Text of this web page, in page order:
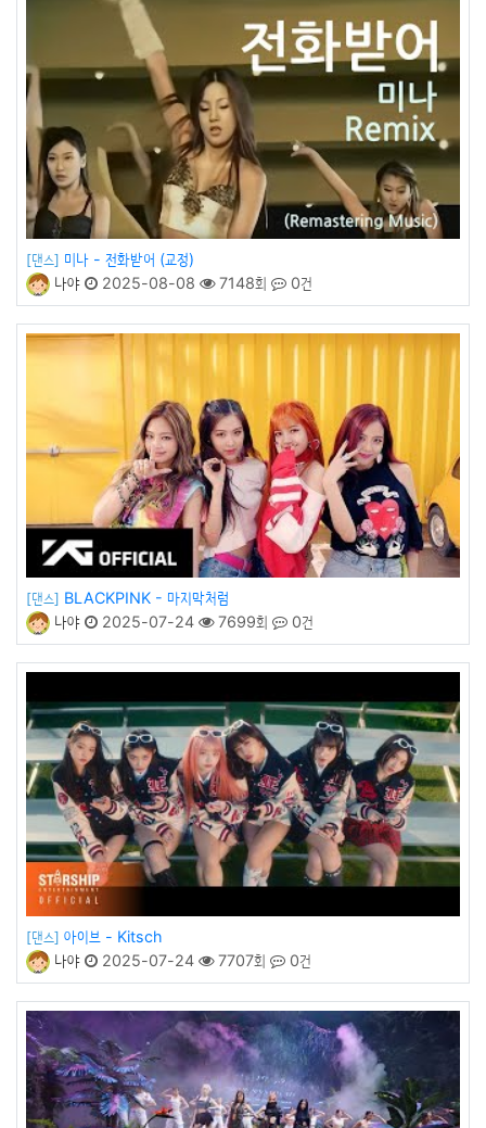
[댄스] 미나 - 전화받어 (교정)
나야
2025-08-08 7148회 0건
[댄스] BLACKPINK - 마지막처럼
나야
2025-07-24 7699회 0건
[댄스] 아이브 - Kitsch
나야
2025-07-24 7707회 0건